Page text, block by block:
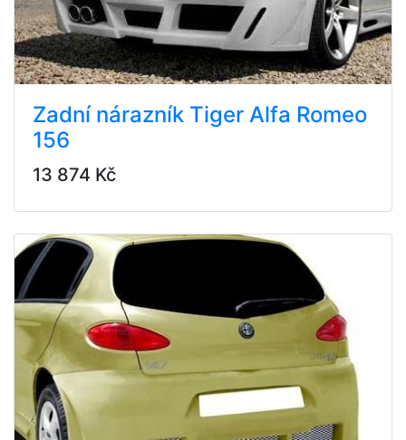
Zadní nárazník Tiger Alfa Romeo
156
13 874 Kč